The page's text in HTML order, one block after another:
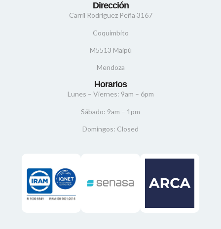
Dirección
Carril Rodríguez Peña 3167
Coquimbito
M5513 Maipú
Mendoza
Horarios
Lunes – Viernes: 9am – 6pm
Sábado: 9am – 1pm
Domingos: Closed